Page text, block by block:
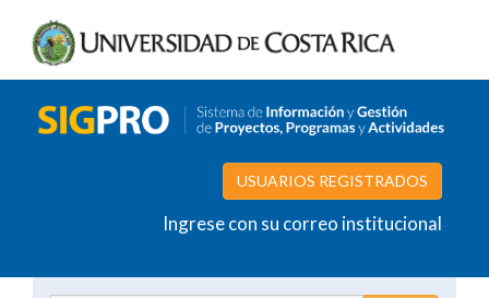
USUARIOS REGISTRADOS
Ingrese con su correo institucional